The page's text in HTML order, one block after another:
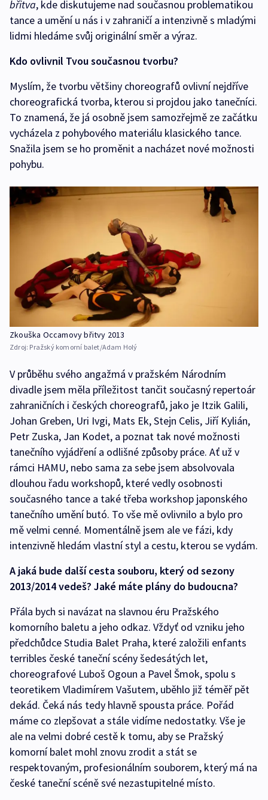
břitva, kde diskutujeme nad současnou problematikou
tance a umění u nás i v zahraničí a intenzivně s mladými
lidmi hledáme svůj originální směr a výraz.
Kdo ovlivnil Tvou současnou tvorbu?
Myslím, že tvorbu většiny choreografů ovlivní nejdříve
choreografická tvorba, kterou si projdou jako tanečníci.
To znamená, že já osobně jsem samozřejmě ze začátku
vycházela z pohybového materiálu klasického tance.
Snažila jsem se ho proměnit a nacházet nové možnosti
pohybu.
Zkouška Occamovy břitvy 2013
Zdroj: Pražský komorní balet/Adam Holý
V průběhu svého angažmá v pražském Národním
divadle jsem měla příležitost tančit současný repertoár
zahraničních i českých choreografů, jako je Itzik Galili,
Johan Greben, Uri Ivgi, Mats Ek, Stejn Celis, Jiří Kylián,
Petr Zuska, Jan Kodet, a poznat tak nové možnosti
tanečního vyjádření a odlišné způsoby práce. Ať už v
rámci HAMU, nebo sama za sebe jsem absolvovala
dlouhou řadu workshopů, které vedly osobnosti
současného tance a také třeba workshop japonského
tanečního umění butó. To vše mě ovlivnilo a bylo pro
mě velmi cenné. Momentálně jsem ale ve fázi, kdy
intenzivně hledám vlastní styl a cestu, kterou se vydám.
A jaká bude další cesta souboru, který od sezony
2013/2014 vedeš? Jaké máte plány do budoucna?
Přála bych si navázat na slavnou éru Pražského
komorního baletu a jeho odkaz. Vždyť od vzniku jeho
předchůdce Studia Balet Praha, které založili enfants
terribles české taneční scény šedesátých let,
choreografové Luboš Ogoun a Pavel Šmok, spolu s
teoretikem Vladimírem Vašutem, uběhlo již téměř pět
dekád. Čeká nás tedy hlavně spousta práce. Pořád
máme co zlepšovat a stále vidíme nedostatky. Vše je
ale na velmi dobré cestě k tomu, aby se Pražský
komorní balet mohl znovu zrodit a stát se
respektovaným, profesionálním souborem, který má na
české taneční scéně své nezastupitelné místo.